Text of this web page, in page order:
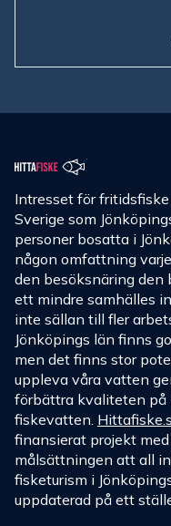
Intresset för
Sverige som
personer bosatta i
någon omfattning
den besöksnäring den
ett mindre samhälles
inte sällan till fler
Jönköpings län finns
men det finns stor
uppleva våra vatten
förbättra kvaliteten på
fiskevatten.
finansierat projekt
målsättningen att all
fisketurism i
uppdaterad på ett